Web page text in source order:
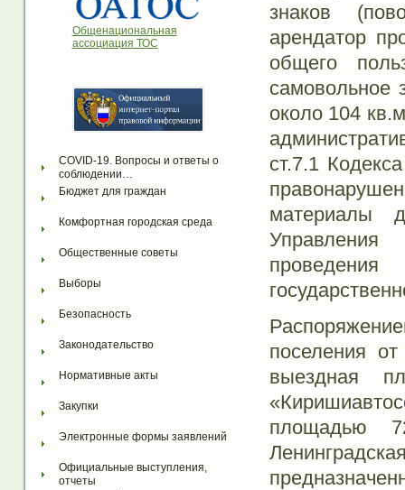
Общенациональная
ассоциация ТОС
COVID-19. Вопросы и ответы о
соблюдении…
Бюджет для граждан
Комфортная городская среда
Общественные советы
Выборы
Безопасность
Законодательство
Нормативные акты
Закупки
Электронные формы заявлений
Официальные выступления,
отчеты
знаков
арендатор
общего
самовольное
около 104
ст.7.1
материалы
Управления
поселения
выездная
площадью